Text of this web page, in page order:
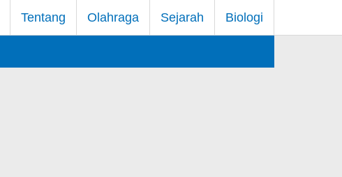
Tentang Olahraga Sejarah Biologi